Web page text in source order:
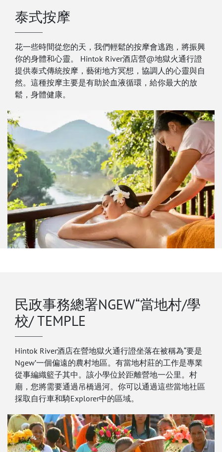
泰式按摩
花一些時間從您的天，我們輕鬆的按摩會逃跑，將振興
你的身體和心靈。 Hintok River酒店營@地獄火通行證
提供泰式傳統按摩，藝術地方冥想，協調人的心靈與自
然。這種按摩主要是有助於血液循環，給你最大的放
鬆，身體健康。
民政事務總署NGEW“當地村/學
校/ TEMPLE
Hintok River酒店在營地獄火通行證坐落在被稱為“要是
Ngew’一個偏遠的農村地區。有當地村莊的工作是專業
從事編織籃子其中。該小學位於距離營地一公里。村
廟，您將需要通過吊橋過河。你可以通過這些當地社區
採取自行車和騎Explorer中的區域。